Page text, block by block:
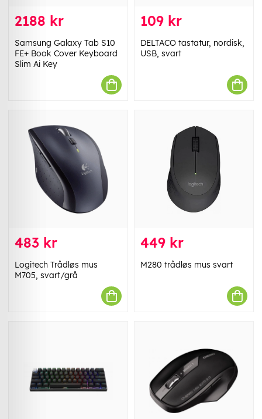
2188 kr
Samsung Galaxy Tab S10
FE+ Book Cover Keyboard
Slim Ai Key
109 kr
DELTACO tastatur, nordisk,
USB, svart
483 kr
Logitech Trådløs mus
M705, svart/grå
449 kr
M280 trådløs mus svart